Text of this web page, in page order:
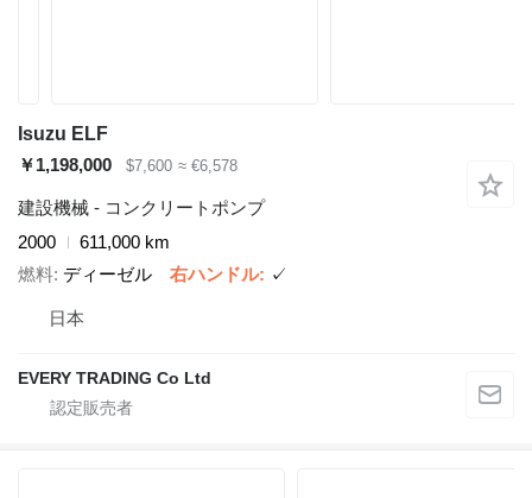
Isuzu ELF
￥1,198,000
$7,600 ≈ €6,578
建設機械 - コンクリートポンプ
2000
611,000 km
燃料 ディーゼル 右ハンドル ✓
日本
EVERY TRADING Co Ltd